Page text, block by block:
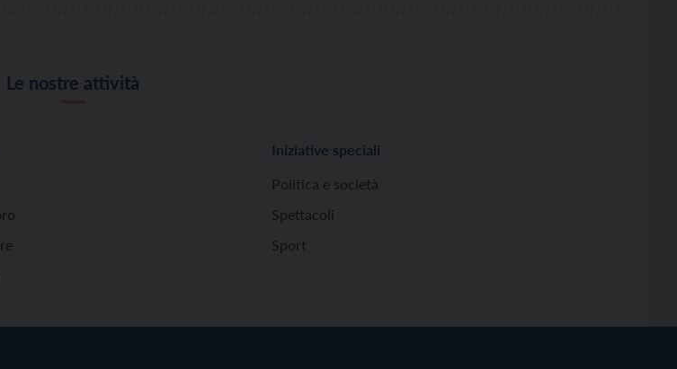
Le nostre attività
Iniziative speciali
Politica e società
Spettacoli
Sport